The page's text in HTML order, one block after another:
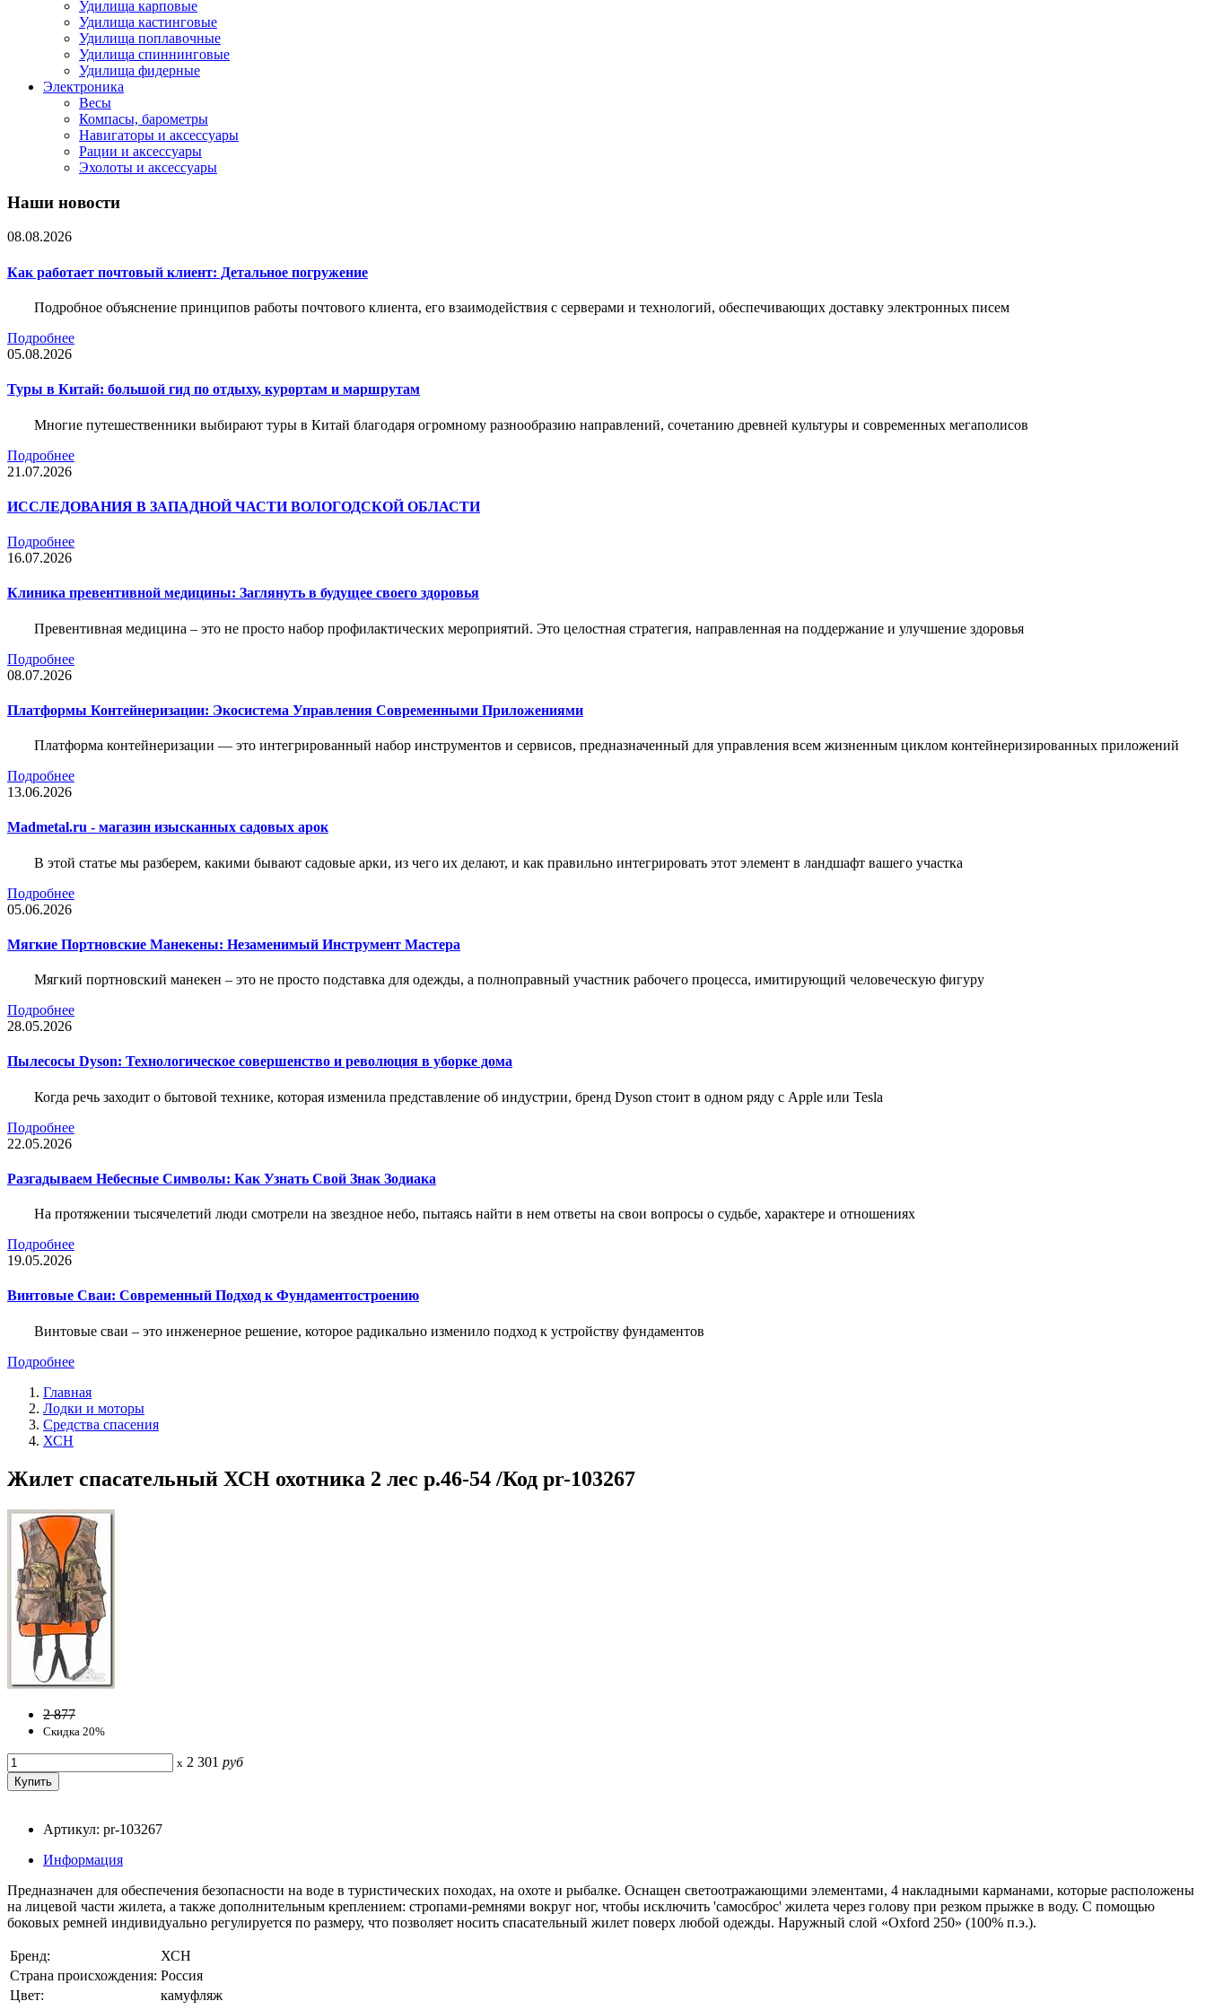
Удилища карповые
Удилища кастинговые
Удилища поплавочные
Удилища спиннинговые
Удилища фидерные
Электроника
Весы
Компасы, барометры
Навигаторы и аксессуары
Рации и аксессуары
Эхолоты и аксессуары
Наши новости
08.08.2026
Как работает почтовый клиент: Детальное погружение
Подробное объяснение принципов работы почтового клиента, его взаимодействия с серверами и технологий, обеспечивающих доставку электронных писем
Подробнее
05.08.2026
Туры в Китай: большой гид по отдыху, курортам и маршрутам
Многие путешественники выбирают туры в Китай благодаря огромному разнообразию направлений, сочетанию древней культуры и современных мегаполисов
Подробнее
21.07.2026
ИССЛЕДОВАНИЯ В ЗАПАДНОЙ ЧАСТИ ВОЛОГОДСКОЙ ОБЛАСТИ
Подробнее
16.07.2026
Клиника превентивной медицины: Заглянуть в будущее своего здоровья
Превентивная медицина – это не просто набор профилактических мероприятий. Это целостная стратегия, направленная на поддержание и улучшение здоровья
Подробнее
08.07.2026
Платформы Контейнеризации: Экосистема Управления Современными Приложениями
Платформа контейнеризации — это интегрированный набор инструментов и сервисов, предназначенный для управления всем жизненным циклом контейнеризированных приложений
Подробнее
13.06.2026
Madmetal.ru - магазин изысканных садовых арок
В этой статье мы разберем, какими бывают садовые арки, из чего их делают, и как правильно интегрировать этот элемент в ландшафт вашего участка
Подробнее
05.06.2026
Мягкие Портновские Манекены: Незаменимый Инструмент Мастера
Мягкий портновский манекен – это не просто подставка для одежды, а полноправный участник рабочего процесса, имитирующий человеческую фигуру
Подробнее
28.05.2026
Пылесосы Dyson: Технологическое совершенство и революция в уборке дома
Когда речь заходит о бытовой технике, которая изменила представление об индустрии, бренд Dyson стоит в одном ряду с Apple или Tesla
Подробнее
22.05.2026
Разгадываем Небесные Символы: Как Узнать Свой Знак Зодиака
На протяжении тысячелетий люди смотрели на звездное небо, пытаясь найти в нем ответы на свои вопросы о судьбе, характере и отношениях
Подробнее
19.05.2026
Винтовые Сваи: Современный Подход к Фундаментостроению
Винтовые сваи – это инженерное решение, которое радикально изменило подход к устройству фундаментов
Подробнее
Главная
Лодки и моторы
Средства спасения
ХСН
Жилет спасательный ХСН охотника 2 лес р.46-54 /Код pr-103267
2 877
Скидка 20%
x 2 301 руб
Артикул: pr-103267
Информация
Предназначен для обеспечения безопасности на воде в туристических походах, на охоте и рыбалке. Оснащен светоотражающими элементами, 4 накладными карманами, которые расположены
на лицевой части жилета, а также дополнительным креплением: стропами-ремнями вокруг ног, чтобы исключить 'самосброс' жилета через голову при резком прыжке в воду. С помощью
боковых ремней индивидуально регулируется по размеру, что позволяет носить спасательный жилет поверх любой одежды. Наружный слой «Oxford 250» (100% п.э.).
Бренд:
ХСН
Страна происхождения: Россия
Цвет:
камуфляж